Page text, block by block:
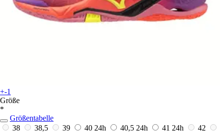
+-1
Größe
*
Größentabelle
38
38,5 39 40 24h 40,5 24h 41 24h
42